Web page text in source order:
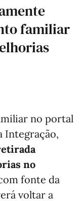
familiar
no portal
Integração,
no
fonte da
voltar a